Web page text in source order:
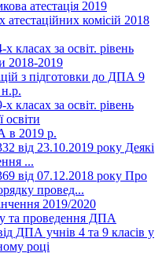
атестація 2019
комісій 2018
класах за освіт. рівень
2018-2019
з підготовки до ДПА 9
класах за освіт. рівень
освіти
в 2019 р.
від 23.10.2019 року Деякі
...
від 07.12.2018 року Про
провед...
2019/2020
та проведення ДПА
ДПА учнів 4 та 9 класів у
році